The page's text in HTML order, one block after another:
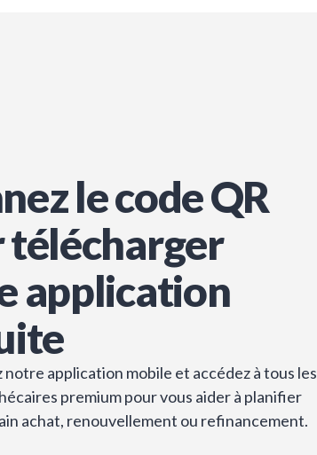
le code QR
télécharger
application
notre application mobile et accédez à tous les
premium pour vous aider à planifier
achat, renouvellement ou refinancement.